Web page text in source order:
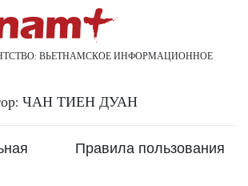
ВЬЕТНАМСКОЕ ИНФОРМАЦИОННОЕ
ЧАН ТИЕН ДУАН
Правила пользования